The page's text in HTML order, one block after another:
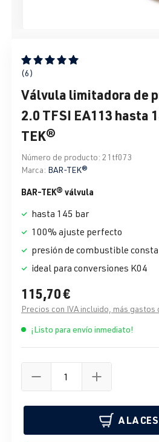
Calificación promedio de 5 de 5
(6)
Válvula limitadora de
2.0 TFSI EA113 hasta
TEK®
Número de producto: 21tf073
Marca: BAR-TEK®
BAR-TEK® válvula
hasta 145 bar
100% ajuste perfecto
presión de combustible
ideal para conversiones K04
115,70 €
Precios con IVA incluido, más gastos
¡Listo para envío inmediato!
A LA